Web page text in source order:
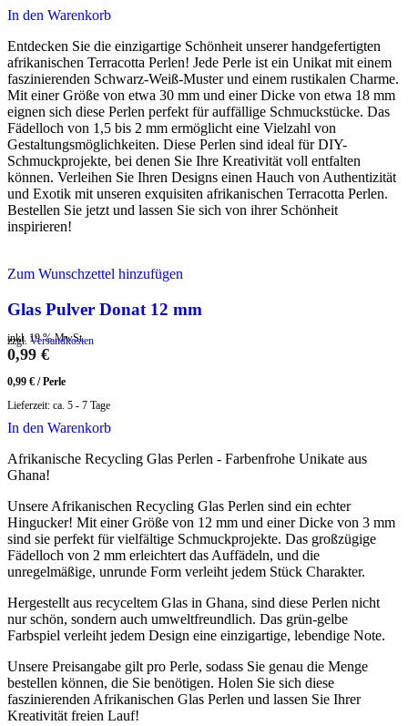
In den Warenkorb
Entdecken Sie die einzigartige Schönheit unserer handgefertigten
afrikanischen Terracotta Perlen! Jede Perle ist ein Unikat mit einem
faszinierenden Schwarz-Weiß-Muster und einem rustikalen Charme.
Mit einer Größe von etwa 30 mm und einer Dicke von etwa 18 mm
eignen sich diese Perlen perfekt für auffällige Schmuckstücke. Das
Fädelloch von 1,5 bis 2 mm ermöglicht eine Vielzahl von
Gestaltungsmöglichkeiten. Diese Perlen sind ideal für DIY-
Schmuckprojekte, bei denen Sie Ihre Kreativität voll entfalten
können. Verleihen Sie Ihren Designs einen Hauch von Authentizität
und Exotik mit unseren exquisiten afrikanischen Terracotta Perlen.
Bestellen Sie jetzt und lassen Sie sich von ihrer Schönheit
inspirieren!
Zum Wunschzettel hinzufügen
Glas Pulver Donat 12 mm
inkl. 19 % MwSt.
zzgl. Versandkosten
0,99 €
0,99 € /Perle
Lieferzeit: ca. 5 - 7 Tage
In den Warenkorb
Afrikanische Recycling Glas Perlen - Farbenfrohe Unikate aus
Ghana!
Unsere Afrikanischen Recycling Glas Perlen sind ein echter
Hingucker! Mit einer Größe von 12 mm und einer Dicke von 3 mm
sind sie perfekt für vielfältige Schmuckprojekte. Das großzügige
Fädelloch von 2 mm erleichtert das Auffädeln, und die
unregelmäßige, unrunde Form verleiht jedem Stück Charakter.
Hergestellt aus recyceltem Glas in Ghana, sind diese Perlen nicht
nur schön, sondern auch umweltfreundlich. Das grün-gelbe
Farbspiel verleiht jedem Design eine einzigartige, lebendige Note.
Unsere Preisangabe gilt pro Perle, sodass Sie genau die Menge
bestellen können, die Sie benötigen. Holen Sie sich diese
faszinierenden Afrikanischen Glas Perlen und lassen Sie Ihrer
Kreativität freien Lauf!